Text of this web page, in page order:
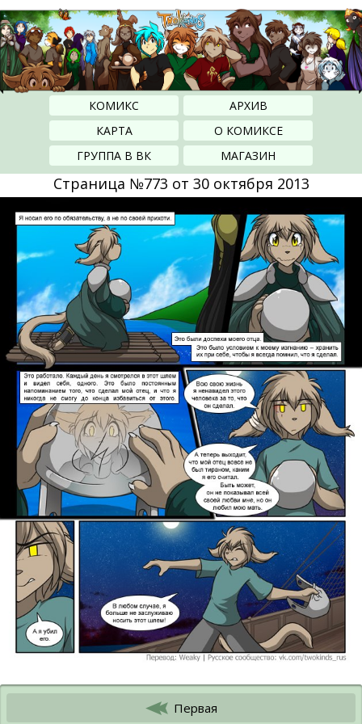
КОМИКС
АРХИВ
КАРТА
О КОМИКСЕ
ГРУППА В ВК
МАГАЗИН
Страница №773 от 30 октября 2013
Первая